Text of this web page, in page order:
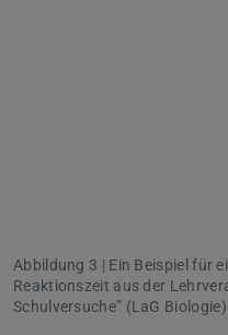
Abbildung 3 | Ein Beispiel für
Reaktionszeit aus der
Schulversuche” (LaG Biologie).